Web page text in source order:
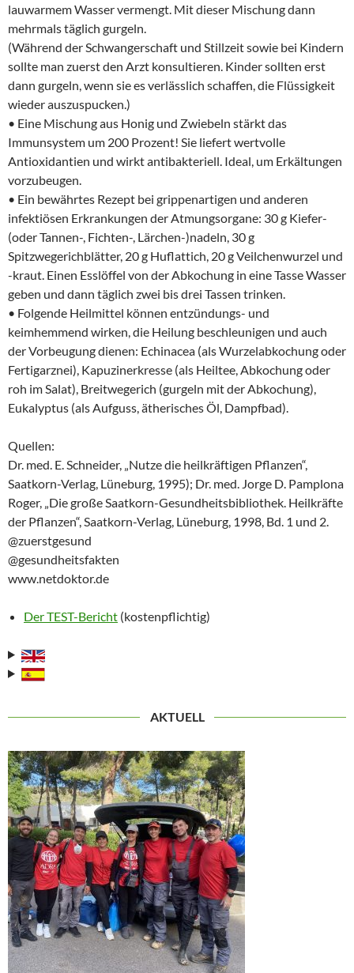
lauwarmem Wasser vermengt. Mit dieser Mischung dann
mehrmals täglich gurgeln.
(Während der Schwangerschaft und Stillzeit sowie bei Kindern
sollte man zuerst den Arzt konsultieren. Kinder sollten erst
dann gurgeln, wenn sie es verlässlich schaffen, die Flüssigkeit
wieder auszuspucken.)
• Eine Mischung aus Honig und Zwiebeln stärkt das
Immunsystem um 200 Prozent! Sie liefert wertvolle
Antioxidantien und wirkt antibakteriell. Ideal, um Erkältungen
vorzubeugen.
• Ein bewährtes Rezept bei grippenartigen und anderen
infektiösen Erkrankungen der Atmungsorgane: 30 g Kiefer-
(oder Tannen-, Fichten-, Lärchen-)nadeln, 30 g
Spitzwegerichblätter, 20 g Huflattich, 20 g Veilchenwurzel und
-kraut. Einen Esslöffel von der Abkochung in eine Tasse Wasser
geben und dann täglich zwei bis drei Tassen trinken.
• Folgende Heilmittel können entzündungs- und
keimhemmend wirken, die Heilung beschleunigen und auch
der Vorbeugung dienen: Echinacea (als Wurzelabkochung oder
Fertigarznei), Kapuzinerkresse (als Heiltee, Abkochung oder
roh im Salat), Breitwegerich (gurgeln mit der Abkochung),
Eukalyptus (als Aufguss, ätherisches Öl, Dampfbad).
Quellen:
Dr. med. E. Schneider, „Nutze die heilkräftigen Pflanzen“,
Saatkorn-Verlag, Lüneburg, 1995); Dr. med. Jorge D. Pamplona
Roger, „Die große Saatkorn-Gesundheitsbibliothek. Heilkräfte
der Pflanzen“, Saatkorn-Verlag, Lüneburg, 1998, Bd. 1 und 2.
@zuerstgesund
@gesundheitsfakten
www.netdoktor.de
Der TEST-Bericht (kostenpflichtig)
AKTUELL